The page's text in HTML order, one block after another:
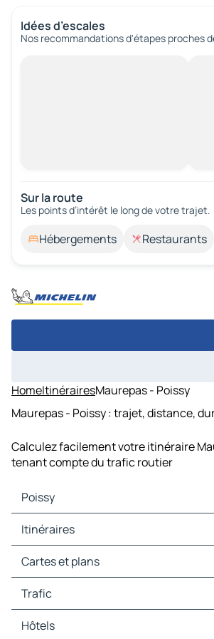
Idées d’escales
Nos recommandations d'étapes proches
Sur la route
Les points d’intérêt le long de votre trajet.
Hébergements Restaurants
HomeItinérairesMaurepas - Poissy
Maurepas - Poissy : trajet, distance,
Calculez facilement votre itinéraire
tenant compte du trafic routier
Poissy
Poissy Cartes et plans
Poissy Trafic
Poissy Hôtels
Poissy Restaurants
Poissy Stations-service
Itinéraires
Itinéraires Poissy - Paris
Itinéraires Poissy - Nanterre
Itinéraires Poissy - Pontoise
Itinéraires Poissy - Versailles
Itinéraires Poissy - Bobigny
Itinéraires Poissy - Créteil
Cartes et plans
Cartes et plans Paris
Cartes et plans Nanterre
Cartes et plans Pontoise
Cartes et plans Versailles
Trafic
Trafic Paris
Trafic Nanterre
Hôtels